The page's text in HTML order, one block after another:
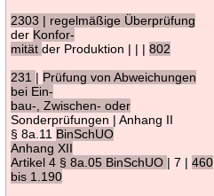
2303 | regelmäßige Überprüfung
der Konfor-
mitätder Produktion | | |802
231 | Prüfung von Abweichungen
bei Ein-
bau-, Zwischen- oder
Sonderprüfungen | Anhang II
§ 8a.11 BinSchUO
Anhang XII
Artikel 4 § 8a.05 BinSchUO | 7 |460
bis 1.190